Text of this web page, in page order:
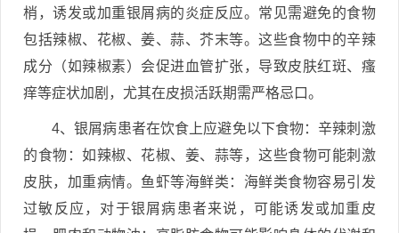
梢，诱发或加重银屑病的炎症反应。常见需避免的食物
包括辣椒、花椒、姜、蒜、芥末等。这些食物中的辛辣
成分（如辣椒素）会促进血管扩张，导致皮肤红斑、瘙
痒等症状加剧，尤其在皮损活跃期需严格忌口。
4、银屑病患者在饮食上应避免以下食物：辛辣刺激
的食物：如辣椒、花椒、姜、蒜等，这些食物可能刺激
皮肤，加重病情。鱼虾等海鲜类：海鲜类食物容易引发
过敏反应，对于银屑病患者来说，可能诱发或加重皮